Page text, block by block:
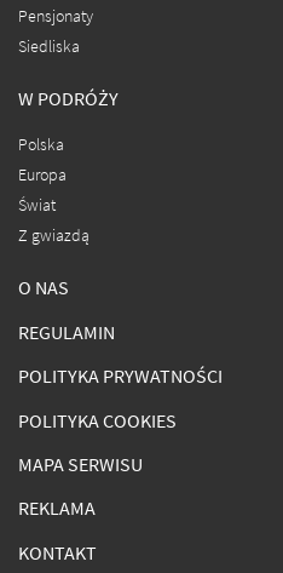
Pensjonaty
Siedliska
W PODRÓŻY
Polska
Europa
Świat
Z gwiazdą
O NAS
REGULAMIN
POLITYKA PRYWATNOŚCI
POLITYKA COOKIES
MAPA SERWISU
REKLAMA
KONTAKT